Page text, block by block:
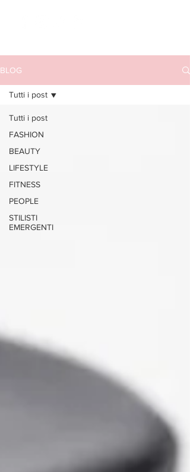
BLOG
Tutti i post
FASHION
BEAUTY
LIFESTYLE
FITNESS
PEOPLE
STILISTI
EMERGENTI
Tutti i post